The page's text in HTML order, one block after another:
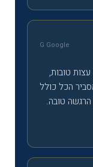
G Google
טובות,
הכל כולל
טובה.